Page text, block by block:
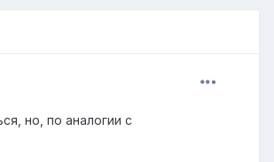
но, по аналогии с